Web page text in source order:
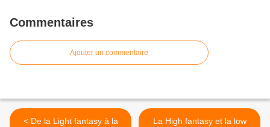
Commentaires
Ajouter un commentaire
< De la Light fantasy à la
La High fantasy et la low